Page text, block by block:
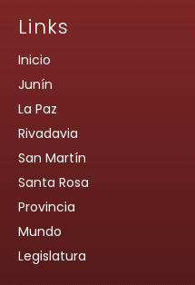
Links
Inicio
Junín
La Paz
Rivadavia
San Martín
Santa Rosa
Provincia
Mundo
Legislatura